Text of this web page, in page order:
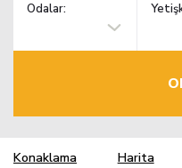
Odalar:
Konaklama Harita